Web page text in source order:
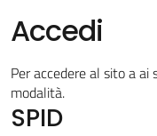
Novità
Servizi
Accedi
Per accedere al sito a
modalità.
SPID